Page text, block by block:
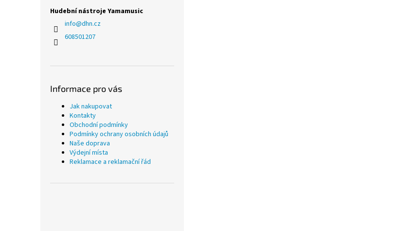
Hudební nástroje Yamamusic
info@dhn.cz
608501207
Informace pro vás
Jak nakupovat
Kontakty
Obchodní podmínky
Podmínky ochrany osobních údajů
Naše doprava
Výdejní místa
Reklamace a reklamační řád